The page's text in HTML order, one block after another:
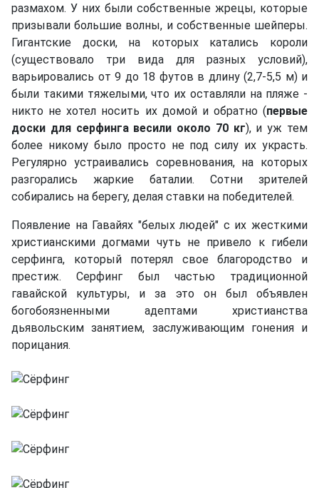
размахом. У них были собственные жрецы, которые
призывали большие волны, и собственные шейперы.
Гигантские доски, на которых катались короли
(существовало три вида для разных условий),
варьировались от 9 до 18 футов в длину (2,7-5,5 м) и
были такими тяжелыми, что их оставляли на пляже -
никто не хотел носить их домой и обратно (первые
доски для серфинга весили около 70 кг), и уж тем
более никому было просто не под силу их украсть.
Регулярно устраивались соревнования, на которых
разгорались жаркие баталии. Сотни зрителей
собирались на берегу, делая ставки на победителей.
Появление на Гавайях "белых людей" с их жесткими
христианскими догмами чуть не привело к гибели
серфинга, который потерял свое благородство и
престиж. Серфинг был частью традиционной
гавайской культуры, и за это он был объявлен
богобоязненными адептами христианства
дьявольским занятием, заслуживающим гонения и
порицания.